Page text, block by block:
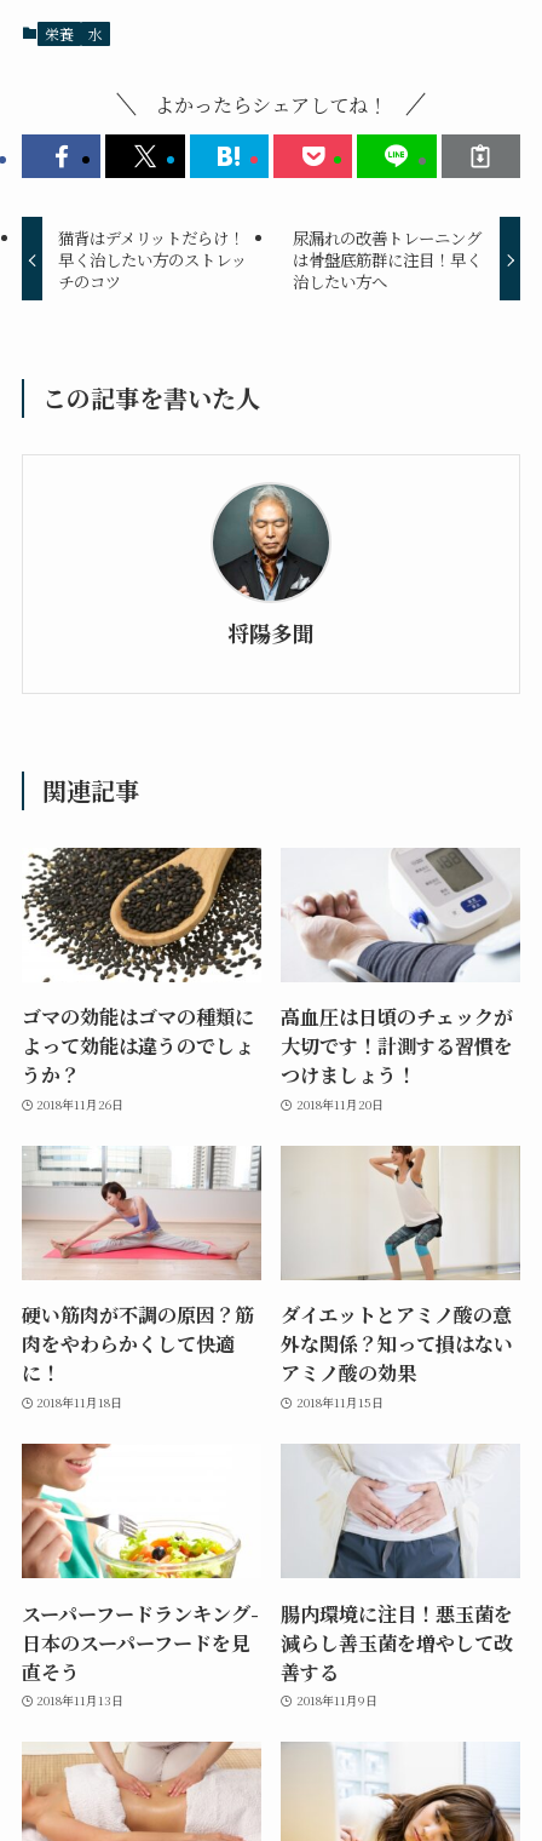
栄養 水
よかったらシェアしてね！
猫背はデメリットだらけ！
早く治したい方のストレッ
チのコツ
尿漏れの改善トレーニング
は骨盤底筋群に注目！早く
治したい方へ
この記事を書いた人
将陽多聞
関連記事
ゴマの効能はゴマの種類に
よって効能は違うのでしょ
うか？
2018年11月26日
高血圧は日頃のチェックが
大切です！計測する習慣を
つけましょう！
2018年11月20日
硬い筋肉が不調の原因？筋
肉をやわらかくして快適
に！
2018年11月18日
ダイエットとアミノ酸の意
外な関係？知って損はない
アミノ酸の効果
2018年11月15日
スーパーフードランキング-
日本のスーパーフードを見
直そう
2018年11月13日
腸内環境に注目！悪玉菌を
減らし善玉菌を増やして改
善する
2018年11月9日